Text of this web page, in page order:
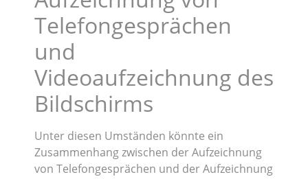
Telefongesprächen
und
Videoaufzeichnung des
Bildschirms
Unter diesen Umständen könnte ein
Zusammenhang zwischen der Aufzeichnung
von Telefongesprächen und der Aufzeichnung